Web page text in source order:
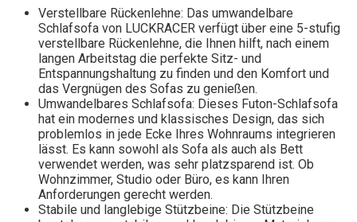
Verstellbare Rückenlehne: Das umwandelbare
Schlafsofa von LUCKRACER verfügt über eine 5-stufig
verstellbare Rückenlehne, die Ihnen hilft, nach einem
langen Arbeitstag die perfekte Sitz- und
Entspannungshaltung zu finden und den Komfort und
das Vergnügen des Sofas zu genießen.
Umwandelbares Schlafsofa: Dieses Futon-Schlafsofa
hat ein modernes und klassisches Design, das sich
problemlos in jede Ecke Ihres Wohnraums integrieren
lässt. Es kann sowohl als Sofa als auch als Bett
verwendet werden, was sehr platzsparend ist. Ob
Wohnzimmer, Studio oder Büro, es kann Ihren
Anforderungen gerecht werden.
Stabile und langlebige Stützbeine: Die Stützbeine